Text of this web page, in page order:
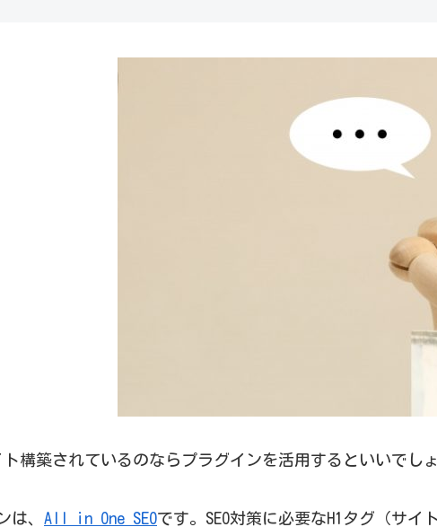
ト構築されているのならプラグインを活用するといいでしょ
は、 All in One SEOです。SEO対策に必要なH1タグ（サ